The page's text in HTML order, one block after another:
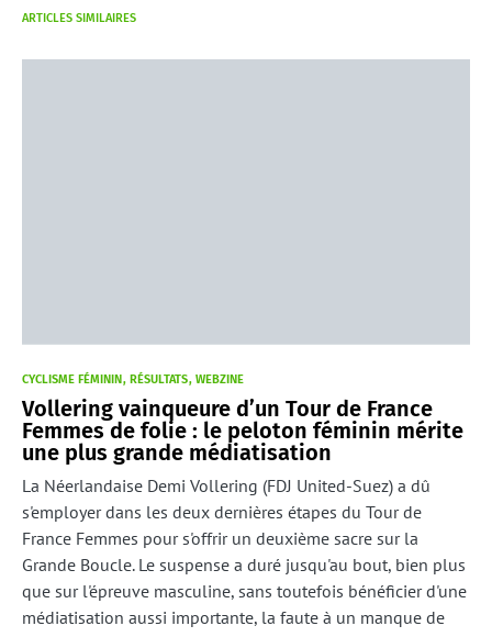
ARTICLES SIMILAIRES
CYCLISME FÉMININ RÉSULTATS WEBZINE
Vollering vainqueure d’un Tour de France
Femmes de folie : le peloton féminin mérite
une plus grande médiatisation
La Néerlandaise Demi Vollering (FDJ United-Suez) a dû
s'employer dans les deux dernières étapes du Tour de
France Femmes pour s'offrir un deuxième sacre sur la
Grande Boucle. Le suspense a duré jusqu'au bout, bien plus
que sur l'épreuve masculine, sans toutefois bénéficier d'une
médiatisation aussi importante, la faute à un manque de